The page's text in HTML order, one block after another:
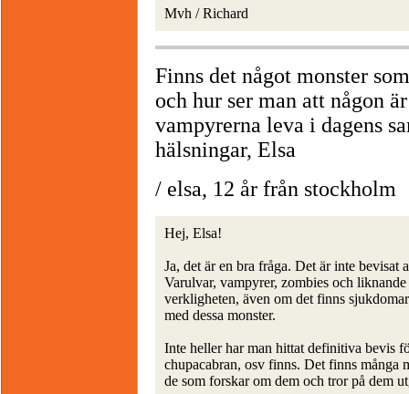
Mvh / Richard
Finns det något monster
och hur ser man att någon
vampyrerna leva i dagens
hälsningar, Elsa
/ elsa, 12 år från stockholm
Hej, Elsa!
Ja, det är en bra fråga. Det är inte
Varulvar, vampyrer, zombies och
verkligheten, även om det finns
med dessa monster.
Inte heller har man hittat definitiva bevis
chupacabran, osv finns. Det finns många
de som forskar om dem och tror på dem